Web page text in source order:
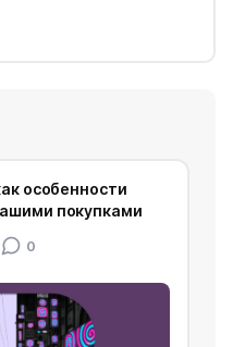
особенности
покупками
0